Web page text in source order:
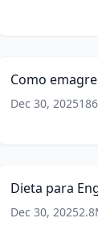
parto ( 4
words)
Como
Dec 30, 2025
Dieta para
Dec 30, 2025